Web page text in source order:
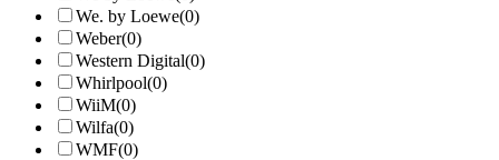
We. by Loewe(0)
Weber(0)
Western Digital(0)
Whirlpool(0)
WiiM(0)
Wilfa(0)
WMF(0)